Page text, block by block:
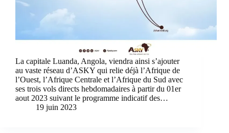
La capitale Luanda, Angola, viendra ainsi s’ajouter
au vaste réseau d’ASKY qui relie déjà l’Afrique de
l’Ouest, l’Afrique Centrale et l’Afrique du Sud avec
ses trois vols directs hebdomadaires à partir du 01er
aout 2023 suivant le programme indicatif des…
19 juin 2023